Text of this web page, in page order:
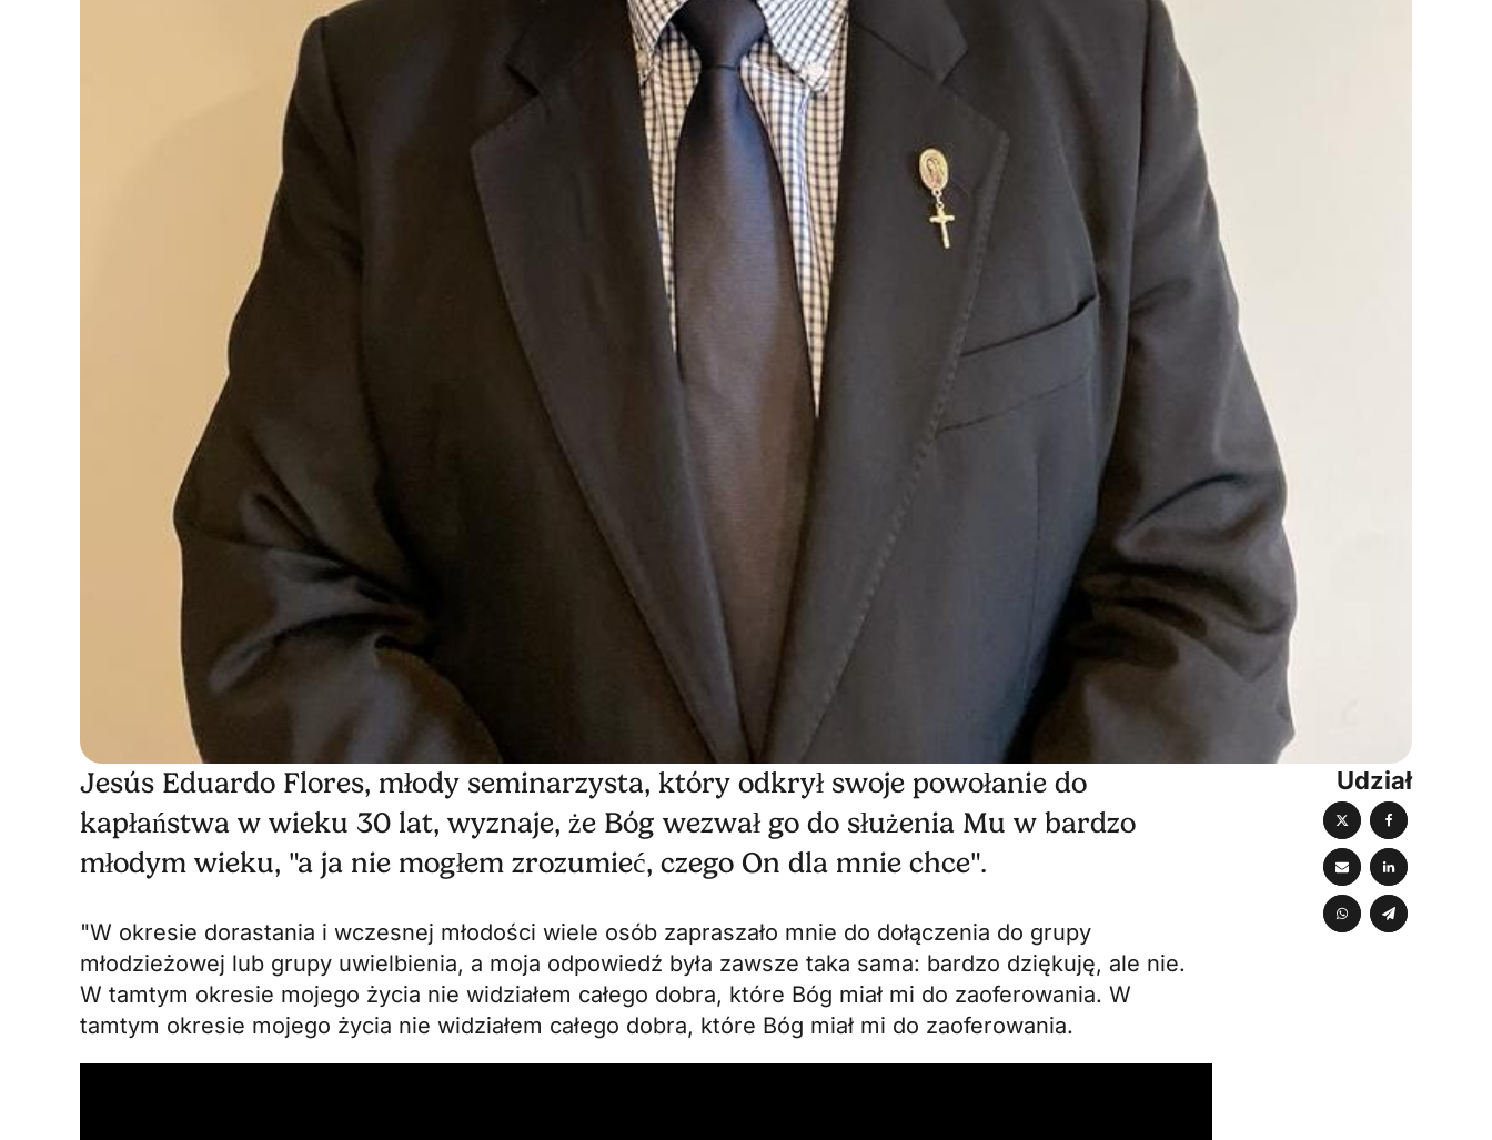
Jesús Eduardo Flores, młody seminarzysta, który odkrył swoje powołanie do
kapłaństwa w wieku 30 lat, wyznaje, że Bóg wezwał go do służenia Mu w bardzo
młodym wieku, "a ja nie mogłem zrozumieć, czego On dla mnie chce".
"W okresie dorastania i wczesnej młodości wiele osób zapraszało mnie do dołączenia do grupy
młodzieżowej lub grupy uwielbienia, a moja odpowiedź była zawsze taka sama: bardzo dziękuję, ale nie.
W tamtym okresie mojego życia nie widziałem całego dobra, które Bóg miał mi do zaoferowania. W
tamtym okresie mojego życia nie widziałem całego dobra, które Bóg miał mi do zaoferowania.
Udział